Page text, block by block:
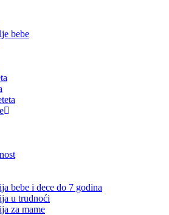
bebe
bebe i dece do 7 godina
u trudnoći
za mame